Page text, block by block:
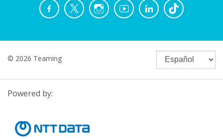
© 2026 Teaming
Powered by: